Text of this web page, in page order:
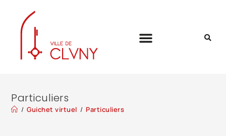
Particuliers
/ Guichet virtuel / Particuliers